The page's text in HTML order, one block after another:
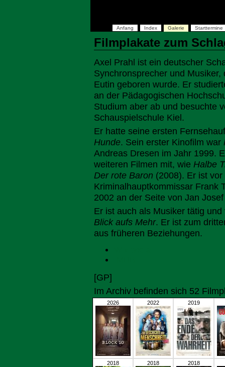
Anfang Index Galerie Starttermine
Filmplakate zum
Axel Prahl ist ein deutscher
Synchronsprecher und
Eutin geboren wurde. Er
an der Pädagogischen
Studium aber ab und besuchte
Schauspielschule Kiel.
Er hatte seine ersten
Hunde. Sein erster Kinofilm war
Andreas Dresen im Jahr 1999.
weiteren Filmen mit, wie Halbe
Der rote Baron (2008). Er ist
Kriminalhauptkommissar Frank
2002 an der Seite von Jan
Er ist auch als Musiker tätig
Blick aufs Mehr. Er ist zum
aus früheren Beziehungen.
[GP]
Im Archiv befinden sich 52
2026 2022 2019
2018 2018 2018